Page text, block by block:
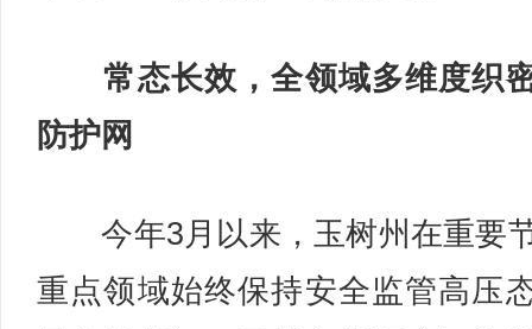
常态长效，全领域多维度织
防护网
今年3月以来，玉树州在重要
重点领域始终保持安全监管高压